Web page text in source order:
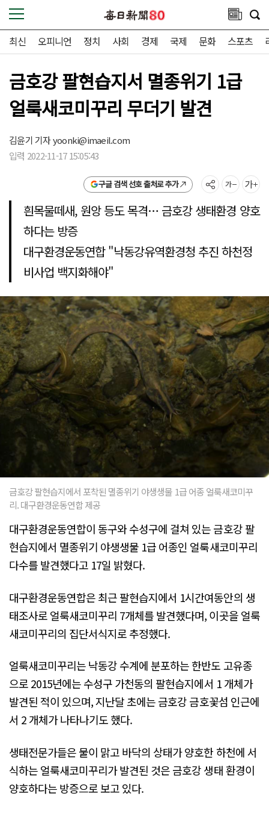
최신 오피니언 정치 사회 경제 국제 문화 스포츠
금호강 팔현습지서 멸종위기 1급
얼룩새코미꾸리 무더기 발견
김윤기 기자yoonki@imaeil.com
입력 2022-11-17 15:05:43
구글 검색 선호 출처로 추가
흰목물떼새, 원앙 등도 목격… 금호강 생태환경 양호
하다는 방증
대구환경운동연합 "낙동강유역환경청 추진 하천정
비사업 백지화해야"
금호강 팔현습지에서 포착된 멸종위기 야생생물 1급 어종 얼룩새코미꾸
리. 대구환경운동연합 제공
대구환경운동연합이 동구와 수성구에 걸쳐 있는 금호강 팔
현습지에서 멸종위기 야생생물 1급 어종인 얼룩새코미꾸리
다수를 발견했다고 17일 밝혔다.
대구환경운동연합은 최근 팔현습지에서 1시간여동안의 생
태조사로 얼룩새코미꾸리 7개체를 발견했다며, 이곳을 얼룩
새코미꾸리의 집단서식지로 추정했다.
얼룩새코미꾸리는 낙동강 수계에 분포하는 한반도 고유종
으로 2015년에는 수성구 가천동의 팔현습지에서 1 개체가
발견된 적이 있으며, 지난달 초에는 금호강 금호꽃섬 인근에
서 2 개체가 나타나기도 했다.
생태전문가들은 물이 맑고 바닥의 상태가 양호한 하천에 서
식하는 얼룩새코미꾸리가 발견된 것은 금호강 생태 환경이
양호하다는 방증으로 보고 있다.